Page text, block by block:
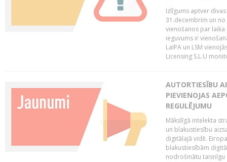
Izlīgums aptver
31.decembrim un no
vienošanos par
ieguvums ir
LaIPA un LSM
Licensing S.L.U
AUTORTIESĪBU
PIEVIENOJAS
REGULĒJUMU
Mākslīgā intelekta
un blakustiesību
digitālajā vidē.
blakustiesībām
nodrošinātu taisnīgu